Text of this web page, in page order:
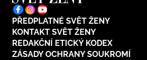
PŘEDPLATNÉ SVĚT ŽENY
KONTAKT SVĚT ŽENY
REDAKČNÍ ETICKÝ KODEX
ZÁSADY OCHRANY SOUKROMÍ